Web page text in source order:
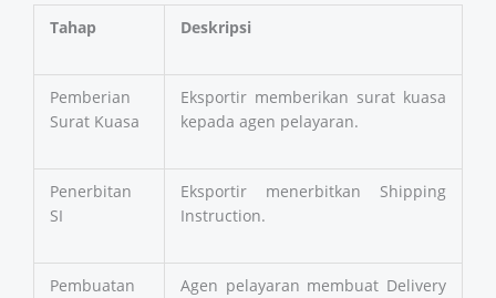
Tahap Deskripsi
Pemberian
Surat Kuasa
Eksportir memberikan surat kuasa
kepada agen pelayaran.
Penerbitan
SI
Eksportir menerbitkan Shipping
Instruction.
Pembuatan
Agen pelayaran membuat Delivery